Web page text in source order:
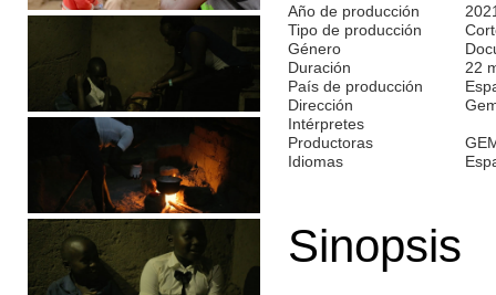
Año de producción
Tipo de producción
Género
Duración
22
País de producción
Dirección
Intérpretes
Productoras
Idiomas
Sinopsis